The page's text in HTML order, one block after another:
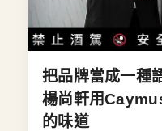
把品牌當成一種
楊尚軒用
的味道